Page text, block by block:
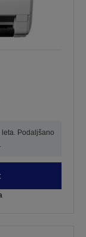
Podaljšano